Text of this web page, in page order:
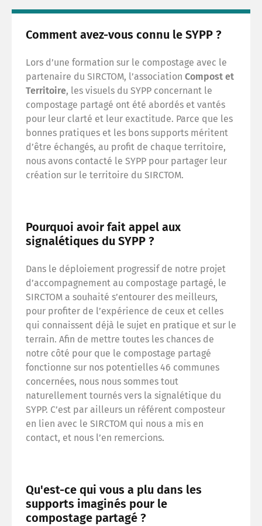
Comment avez-vous connu le SYPP ?
Lors d’une formation sur le compostage avec le
partenaire du SIRCTOM, l’association Compost et
Territoire, les visuels du SYPP concernant le
compostage partagé ont été abordés et vantés
pour leur clarté et leur exactitude. Parce que les
bonnes pratiques et les bons supports méritent
d’être échangés, au profit de chaque territoire,
nous avons contacté le SYPP pour partager leur
création sur le territoire du SIRCTOM.
Pourquoi avoir fait appel aux
signalétiques du SYPP ?
Dans le déploiement progressif de notre projet
d’accompagnement au compostage partagé, le
SIRCTOM a souhaité s’entourer des meilleurs,
pour profiter de l’expérience de ceux et celles
qui connaissent déjà le sujet en pratique et sur le
terrain. Afin de mettre toutes les chances de
notre côté pour que le compostage partagé
fonctionne sur nos potentielles 46 communes
concernées, nous nous sommes tout
naturellement tournés vers la signalétique du
SYPP. C’est par ailleurs un référent composteur
en lien avec le SIRCTOM qui nous a mis en
contact, et nous l’en remercions.
Qu'est-ce qui vous a plu dans les
supports imaginés pour le
compostage partagé ?